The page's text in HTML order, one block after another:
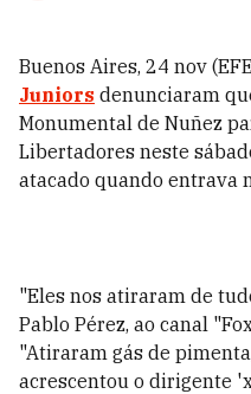
Buenos Aires, 24 nov
Juniors denunciaram
Monumental de Nuñez
Libertadores neste
atacado quando entrava
"Eles nos atiraram de
Pablo Pérez, ao canal
"Atiraram gás de
acrescentou o dirigente